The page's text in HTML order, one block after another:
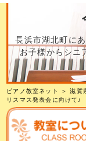
長浜市湖北町に
お子様からシニ
ピアノ教室ネット ＞滋賀
リスマス発表会に向けて♪